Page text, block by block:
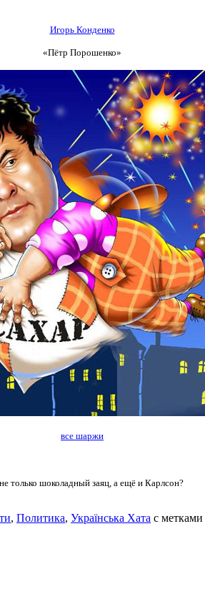
Игорь Конденко
«Пётр Порошенко»
все шаржи
только шоколадный заяц, а ещё и Карлсон?
, Политика, Українська Хата с метками